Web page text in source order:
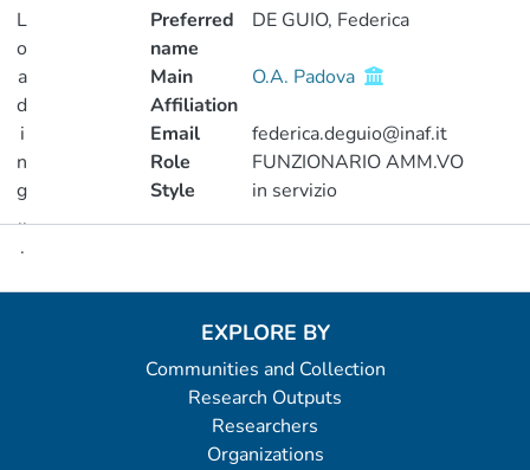
L
o
a
d
i
n
g
..
.
Loading...
Preferred
name
DE GUIO, Federica
Main
Affiliation
O.A. Padova
Email
federica.deguio@inaf.it
Role
FUNZIONARIO AMM.VO
Style
in servizio
EXPLORE BY
Communities and Collection
Research Outputs
Researchers
Organizations